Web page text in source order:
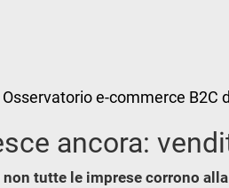
e-commerce B2C
ancora:
tutte le imprese corrono